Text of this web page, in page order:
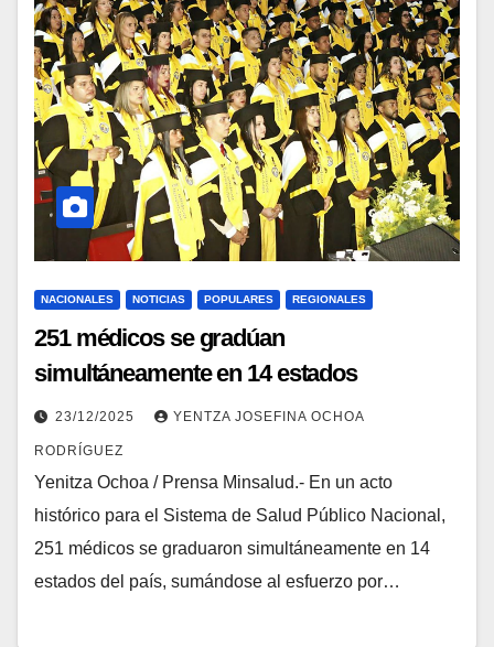
NACIONALES NOTICIAS POPULARES REGIONALES
251 médicos se gradúan
simultáneamente en 14 estados
fortaleciendo la salud pública en
Venezuela
23/12/2025 YENTZA JOSEFINA OCHOA
RODRÍGUEZ
Yenitza Ochoa / Prensa Minsalud.- En un acto
histórico para el Sistema de Salud Público Nacional,
251 médicos se graduaron simultáneamente en 14
estados del país, sumándose al esfuerzo por…